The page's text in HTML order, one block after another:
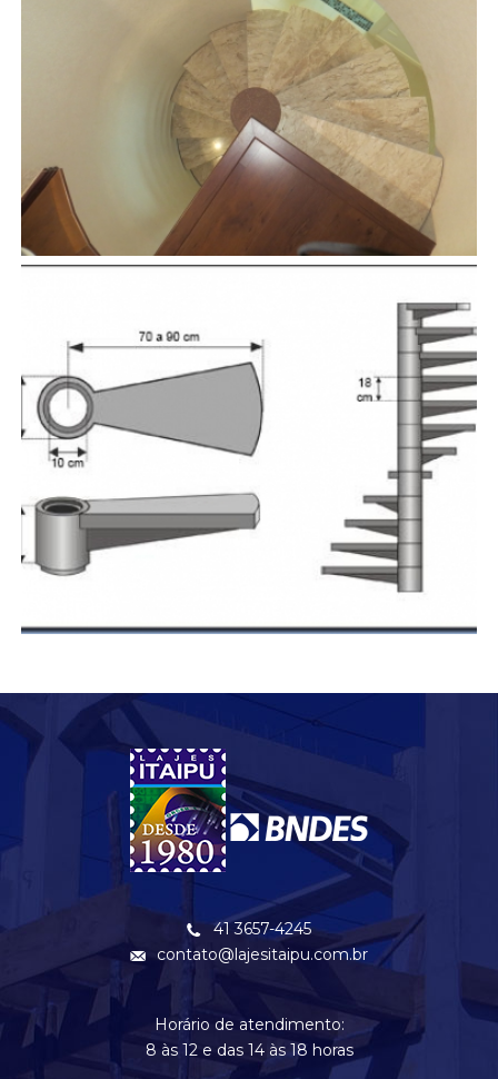
41 3657-4245
contato@lajesitaipu.com.br
Horário de atendimento:
8 às 12 e das 14 às 18 horas